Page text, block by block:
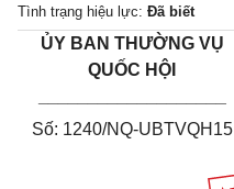
Tình trạng hiệu lực: Đã biết
ỦY BAN THƯỜNG VỤ
QUỐC HỘI
Số: 1240/NQ-UBTVQH15